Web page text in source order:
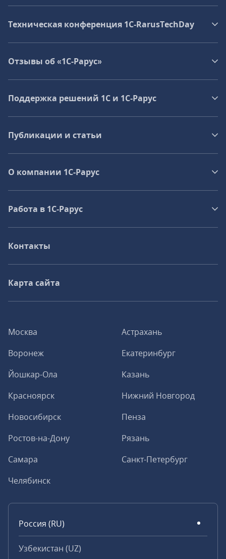
Москва
Астрахань
Воронеж
Екатеринбург
Йошкар-Ола
Казань
Красноярск
Нижний Новгород
Новосибирск
Пенза
Ростов-на-Дону
Рязань
Самара
Санкт-Петербург
Челябинск
Россия (RU)
Узбекистан (UZ)
Техническая конференция 1C‑RarusTechDay
Отзывы об «1С-Рарус»
Поддержка решений 1С и 1С‑Рарус
Публикации и статьи
О компании 1C-Рарус
Работа в 1С‑Рарус
Контакты
Карта сайта